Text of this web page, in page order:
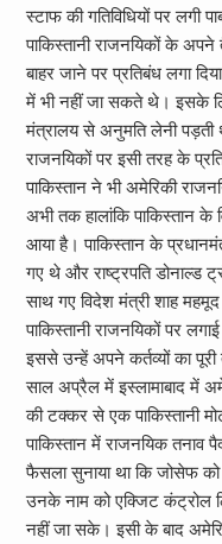
स्टाफ की गतिविधियों पर लगी
पाकिस्तानी राजनयिकों के
बाहर जाने पर प्रतिबंध लगा
में भी नहीं जा सकते थे। इसके
मंत्रालय से अनुमति लेनी पड़ती
राजनयिकों पर इसी तरह के
पाकिस्तान ने भी अमेरिकी
अभी तक हालांकि पाकिस्तान
आया है। पाकिस्तान के
गए थे और राष्ट्रपति डोनाल्ड
साथ गए विदेश मंत्री शाह
पाकिस्तानी राजनयिकों पर
इससे उन्हें अपने कर्तव्यों का
साल अप्रैल में इस्लामाबाद में
की टक्कर से एक पाकिस्तानी
पाकिस्तान में राजनयिक तनाव
फैसला सुनाया था कि जोसेफ
उनके नाम को एक्जिट कंट्रोल
नहीं जा सके। इसी के बाद